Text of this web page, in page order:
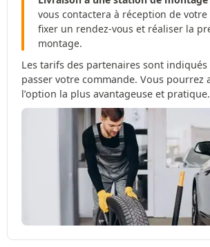
vous contactera à réception de
fixer un rendez-vous et réaliser la
montage.
Les tarifs des partenaires sont
passer votre commande. Vous pourrez
l’option la plus avantageuse et pratique.